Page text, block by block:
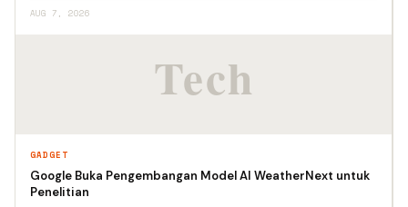
AUG 7, 2026
GADGET
Google Buka Pengembangan Model AI WeatherNext untuk
Penelitian